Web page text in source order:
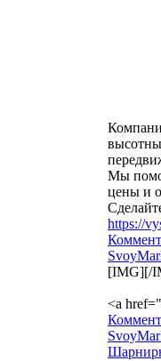
Мы
цены и
https://
[IMG][/
<a